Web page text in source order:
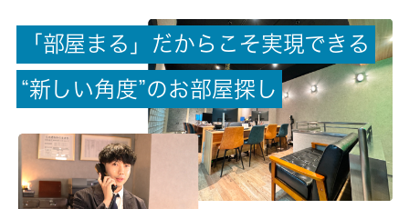
駐車場/料金
無/-
有/18000円
保険名/保険期間
「 部屋 ま る 」 だ か ら こ そ実現で き る
“新 し い角 度”のお部屋探 し